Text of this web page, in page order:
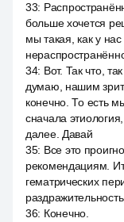
33:
больше хочется
мы такая, как у нас
34: Вот. Так что,
думаю, нашим
конечно. То есть
сначала
далее. Давай
35: Все это
рекомендациям.
гематрических
36: Конечно.